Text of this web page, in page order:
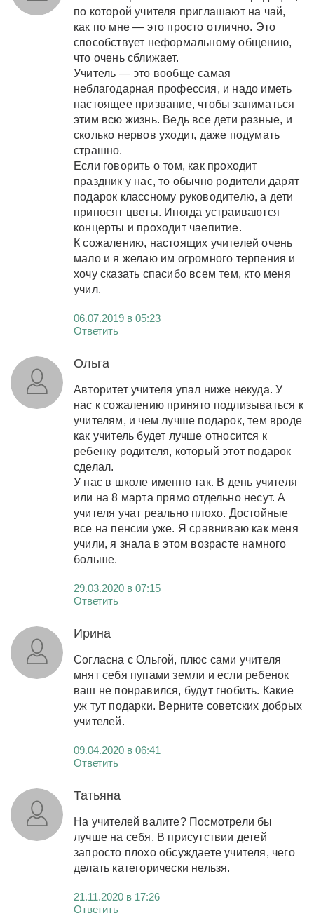
по которой учителя приглашают на чай,
как по мне — это просто отлично. Это
способствует неформальному общению,
что очень сближает.
Учитель — это вообще самая
неблагодарная профессия, и надо иметь
настоящее призвание, чтобы заниматься
этим всю жизнь. Ведь все дети разные, и
сколько нервов уходит, даже подумать
страшно.
Если говорить о том, как проходит
праздник у нас, то обычно родители дарят
подарок классному руководителю, а дети
приносят цветы. Иногда устраиваются
концерты и проходит чаепитие.
К сожалению, настоящих учителей очень
мало и я желаю им огромного терпения и
хочу сказать спасибо всем тем, кто меня
учил.
06.07.2019 в 05:23
Ответить
Ольга
Авторитет учителя упал ниже некуда. У
нас к сожалению принято подлизываться к
учителям, и чем лучше подарок, тем вроде
как учитель будет лучше относится к
ребенку родителя, который этот подарок
сделал.
У нас в школе именно так. В день учителя
или на 8 марта прямо отдельно несут. А
учителя учат реально плохо. Достойные
все на пенсии уже. Я сравниваю как меня
учили, я знала в этом возрасте намного
больше.
29.03.2020 в 07:15
Ответить
Ирина
Согласна с Ольгой, плюс сами учителя
мнят себя пупами земли и если ребенок
ваш не понравился, будут гнобить. Какие
уж тут подарки. Верните советских добрых
учителей.
09.04.2020 в 06:41
Ответить
Татьяна
На учителей валите? Посмотрели бы
лучше на себя. В присутствии детей
запросто плохо обсуждаете учителя, чего
делать категорически нельзя.
21.11.2020 в 17:26
Ответить